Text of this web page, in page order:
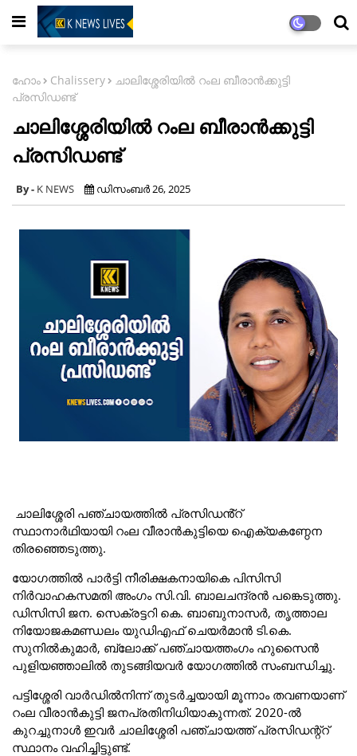
ഹോം Chalissery
ചാലിശ്ശേരിയിൽ റംല ബീരാൻക്കുട്ടി
പ്രസിഡണ്ട്
ചാലിശ്ശേരിയിൽ റംല ബീരാൻക്കുട്ടി
പ്രസിഡണ്ട്
K NEWS ഡിസംബർ 26, 2025
ചാലിശ്ശേരി പഞ്ചായത്തിൽ പ്രസിഡൻ്റ്
സ്ഥാനാർഥിയായി റംല വീരാൻകുട്ടിയെ ഐക്യകണ്ഠേന
തിരഞ്ഞെടുത്തു.
യോഗത്തിൽ പാർട്ടി നീരിക്ഷകനായികെ പിസിസി
നിർവാഹകസമതി അംഗം സി.വി. ബാലചന്ദ്രൻ പങ്കെടുത്തു.
ഡിസിസി ജന. സെക്രട്ടറി കെ. ബാബുനാസർ, തൃത്താല
നിയോജകമണ്ഡലം യുഡിഎഫ് ചെയർമാൻ ടി.കെ.
സുനിൽകുമാർ, ബ്ലോക്ക് പഞ്ചായത്തംഗം ഹുസൈൻ
പുളിയഞ്ഞാലിൽ തുടങ്ങിയവർ യോഗത്തിൽ സംബന്ധിച്ചു.
പട്ടിശ്ശേരി വാർഡിൽനിന്ന് തുടർച്ചയായി മൂന്നാം തവണയാണ്
റംല വീരാൻകുട്ടി ജനപ്രതിനിധിയാകുന്നത്. 2020-ൽ
കുറച്ചുനാൾ ഇവർ ചാലിശ്ശേരി പഞ്ചായത്ത് പ്രസിഡന്റ്റ്
സ്ഥാനം വഹിച്ചിട്ടുണ്ട്.